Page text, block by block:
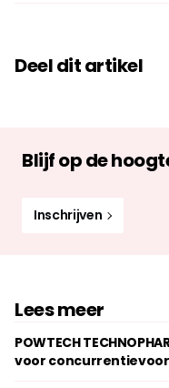
Deel dit artikel
Blijf op de
Inschrijven
Lees meer
POWTECH
voor